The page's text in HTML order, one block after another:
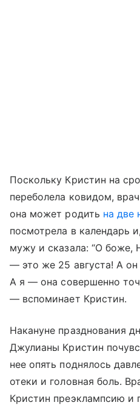
Поскольку Кристин на
переболела ковидом,
она может родить на две
посмотрела в календарь
мужу и сказала: “О боже,
— это же 25 августа! А
А я — она совершенно
— вспоминает Кристин.
Накануне празднования
Джулианы Кристин
нее опять поднялось
отеки и головная боль.
Кристин преэклампсию и